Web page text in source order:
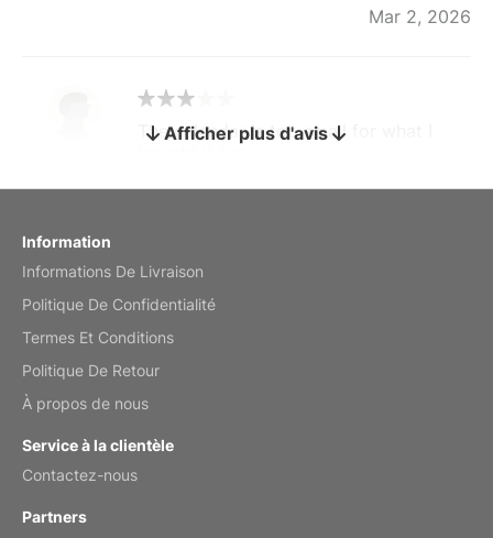
Mar 2, 2026
by charles
The calendar is too small for what I
bought it for
Reviewed
by Anne
Afficher plus d'avis
Information
Informations De Livraison
Politique De Confidentialité
Termes Et Conditions
Politique De Retour
À propos de nous
Service à la clientèle
Contactez-nous
Partners